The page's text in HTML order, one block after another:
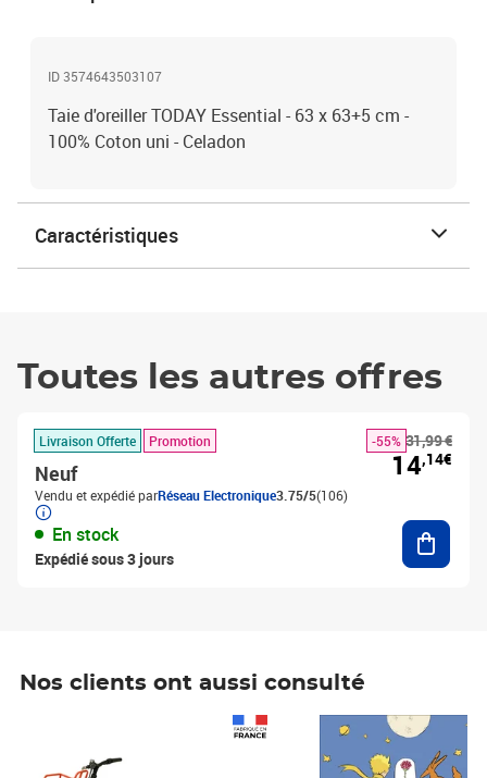
ID 3574643503107
Taie d'oreiller TODAY Essential - 63 x 63+5 cm -
100% Coton uni - Celadon
Caractéristiques
Toutes les autres offres
Livraison Offerte Promotion
Neuf
Vendu et expédié parRéseau Electronique3.75/5(106)
En stock
Expédié sous 3 jours
31,99 €
-55%
14,14€
Nos clients ont aussi consulté
Prix 7,50€